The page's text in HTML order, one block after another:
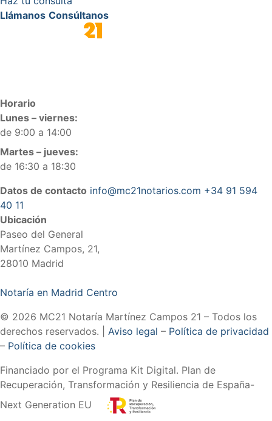
Llámanos Consúltanos
Horario
Lunes – viernes:
de 9:00 a 14:00
Martes – jueves:
de 16:30 a 18:30
Datos de contacto info@mc21notarios.com +34 91 594
40 11
Ubicación
Paseo del General
Martínez Campos, 21,
28010 Madrid
Notaría en Madrid Centro
© 2026 MC21 Notaría Martínez Campos 21 – Todos los
derechos reservados. | Aviso legal – Política de privacidad
– Política de cookies
Financiado por el Programa Kit Digital. Plan de
Recuperación, Transformación y Resiliencia de España-
Next Generation EU